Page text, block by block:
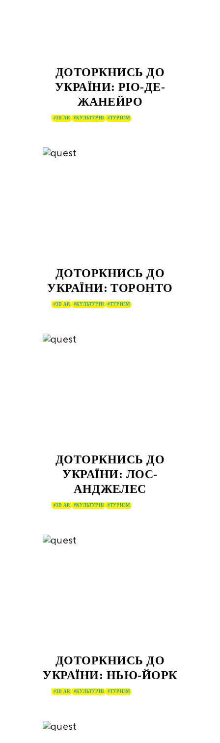
ДОТОРКНИСЬ ДО
УКРАЇНИ: РІО-ДЕ-
ЖАНЕЙРО
#3D AR #КУЛЬТУРНІ #ТУРИЗМ
ДОТОРКНИСЬ ДО
УКРАЇНИ: ТОРОНТО
#3D AR #КУЛЬТУРНІ #ТУРИЗМ
ДОТОРКНИСЬ ДО
УКРАЇНИ: ЛОС-
АНДЖЕЛЕС
#3D AR #КУЛЬТУРНІ #ТУРИЗМ
ДОТОРКНИСЬ ДО
УКРАЇНИ: НЬЮ-ЙОРК
#3D AR #КУЛЬТУРНІ #ТУРИЗМ